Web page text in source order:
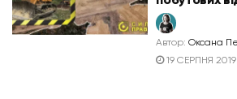
Автор: Оксана
19 СЕРПНЯ 2019